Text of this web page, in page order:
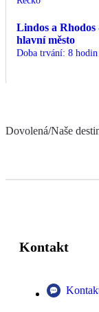
Lindos a Rhodos
hlavní město
Doba trvání: 8 hodin
Dovolená/Naše
Kontakt